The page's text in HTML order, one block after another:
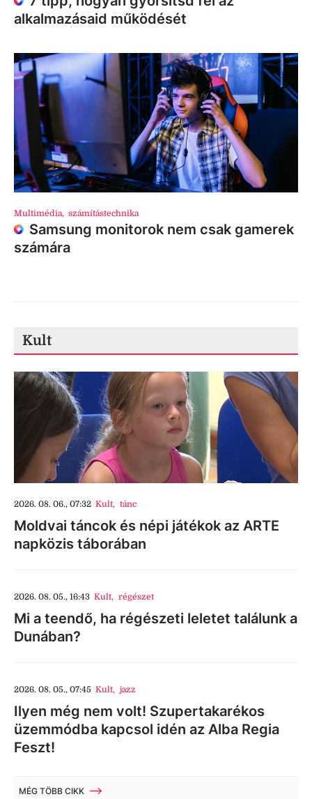
alkalmazásaid működését
Multimédia, számítástechnika
Samsung monitorok nem csak gamerek
számára
Kult
2026. 08. 06., 07:32 Kult, tánc
Moldvai táncok és népi játékok az ARTE
napközis táborában
2026. 08. 05., 16:43 Kult, régészet
Mi a teendő, ha régészeti leletet találunk a
Dunában?
2026. 08. 05., 07:45 Kult, jazz
Ilyen még nem volt! Szupertakarékos
üzemmódba kapcsol idén az Alba Regia
Feszt!
MÉG TÖBB CIKK